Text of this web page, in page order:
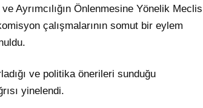
Ayrımcılığın Önlenmesine Yönelik Meclis
çalışmalarının somut bir eylem
ve politika önerileri sunduğu
yinelendi.